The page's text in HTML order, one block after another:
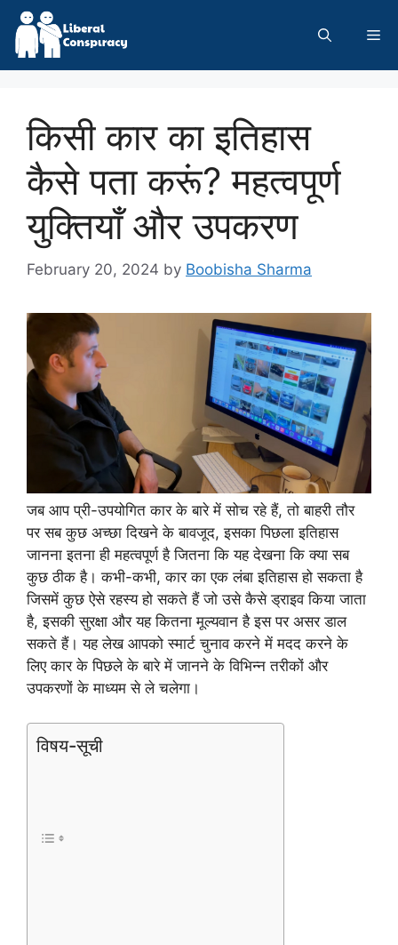
Skip
content
किसी कार का इतिहास
कैसे पता करूं? महत्वपूर्ण
युक्तियाँ और उपकरण
February 20, 2024 by Boobisha Sharma
जब आप प्री-उपयोगित कार के बारे में सोच रहे हैं, तो बाहरी तौर
पर सब कुछ अच्छा दिखने के बावजूद, इसका पिछला इतिहास
जानना इतना ही महत्वपूर्ण है जितना कि यह देखना कि क्या सब
कुछ ठीक है। कभी-कभी, कार का एक लंबा इतिहास हो सकता है
जिसमें कुछ ऐसे रहस्य हो सकते हैं जो उसे कैसे ड्राइव किया जाता
है, इसकी सुरक्षा और यह कितना मूल्यवान है इस पर असर डाल
सकते हैं। यह लेख आपको स्मार्ट चुनाव करने में मदद करने के
लिए कार के पिछले के बारे में जानने के विभिन्न तरीकों और
उपकरणों के माध्यम से ले चलेगा।
विषय-सूची